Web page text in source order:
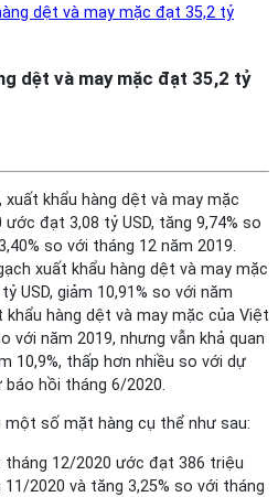
dệt và may mặc đạt 35,2 tỷ
dệt và may mặc đạt 35,2 tỷ
khẩu hàng dệt và may mặc
đạt 3,08 tỷ USD, tăng 9,74% so
so với tháng 12 năm 2019.
xuất khẩu hàng dệt và may mặc
USD, giảm 10,91% so với năm
khẩu hàng dệt và may mặc của Việt
với năm 2019, nhưng vẫn khả quan
10,9%, thấp hơn nhiều so với dự
hồi tháng 6/2020.
một số mặt hàng cụ thể như sau:
tháng 12/2020 ước đạt 386 triệu
2020 và tăng 3,25% so với tháng